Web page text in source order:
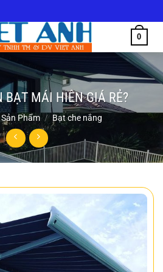
0
BẠT MÁI HIÊN GIÁ RẺ?
Sản Phẩm / Bạt che nắng